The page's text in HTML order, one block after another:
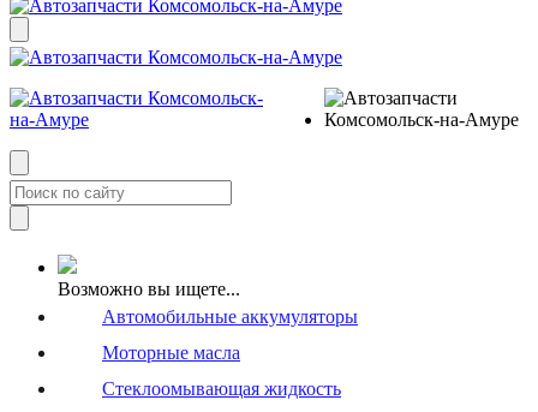
Возможно вы ищете...
Автомобильные аккумуляторы
Моторные масла
Стеклоомывающая жидкость